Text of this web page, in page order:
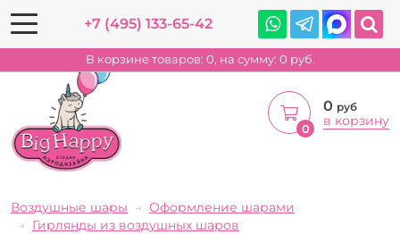
+7 (495) 133-65-42
В корзине товаров: 0, на сумму: 0 руб.
0
0 руб
в корзину
Воздушные шары
Оформление шарами
Гирлянды из воздушных шаров